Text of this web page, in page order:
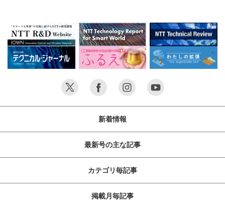
新着情報
最新号の主な記事
カテゴリ毎記事
掲載月毎記事